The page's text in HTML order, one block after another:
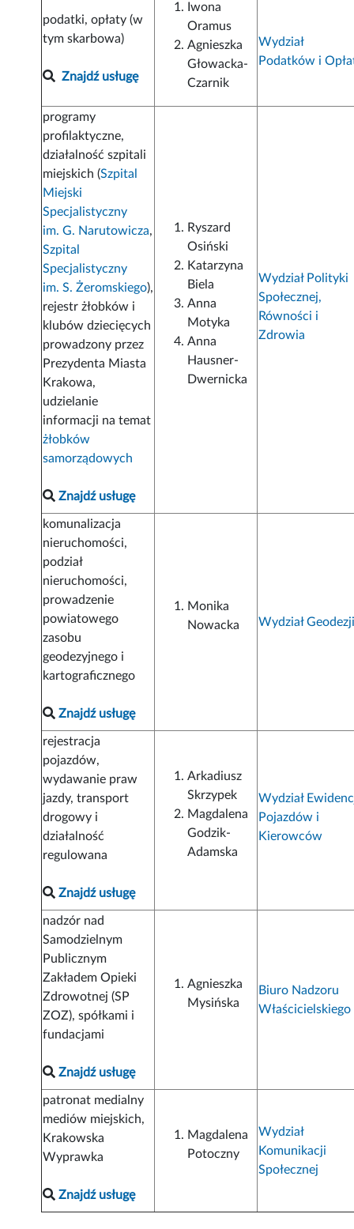
podatki, opłaty (w
tym skarbowa)
Znajdź usługę
Iwona
Oramus
Agnieszka
Głowacka-
Czarnik
Wydział
Podatków i
programy
profilaktyczne,
działalność szpitali
miejskich (Szpital
Miejski
Specjalistyczny
im. G. Narutowicza,
Szpital
Specjalistyczny
im. S. Żeromskiego),
rejestr żłobków i
klubów dziecięcych
prowadzony przez
Prezydenta Miasta
Krakowa,
udzielanie
informacji na temat
żłobków
samorządowych
Znajdź usługę
Ryszard
Osiński
Katarzyna
Biela
Anna
Motyka
Anna
Hausner-
Dwernicka
Wydział Polityki
Społecznej,
Równości i
Zdrowia
komunalizacja
nieruchomości,
podział
nieruchomości,
prowadzenie
powiatowego
zasobu
geodezyjnego i
kartograficznego
Znajdź usługę
Monika
Nowacka
Wydział
rejestracja
pojazdów,
wydawanie praw
jazdy, transport
drogowy i
działalność
regulowana
Znajdź usługę
Arkadiusz
Skrzypek
Magdalena
Godzik-
Adamska
Wydział
Pojazdów i
Kierowców
nadzór nad
Samodzielnym
Publicznym
Zakładem Opieki
Zdrowotnej (SP
ZOZ), spółkami i
fundacjami
Znajdź usługę
Agnieszka
Mysińska
Biuro Nadzoru
Właścicielskiego
patronat medialny
mediów miejskich,
Krakowska
Wyprawka
Znajdź usługę
Magdalena
Potoczny
Wydział
Komunikacji
Społecznej